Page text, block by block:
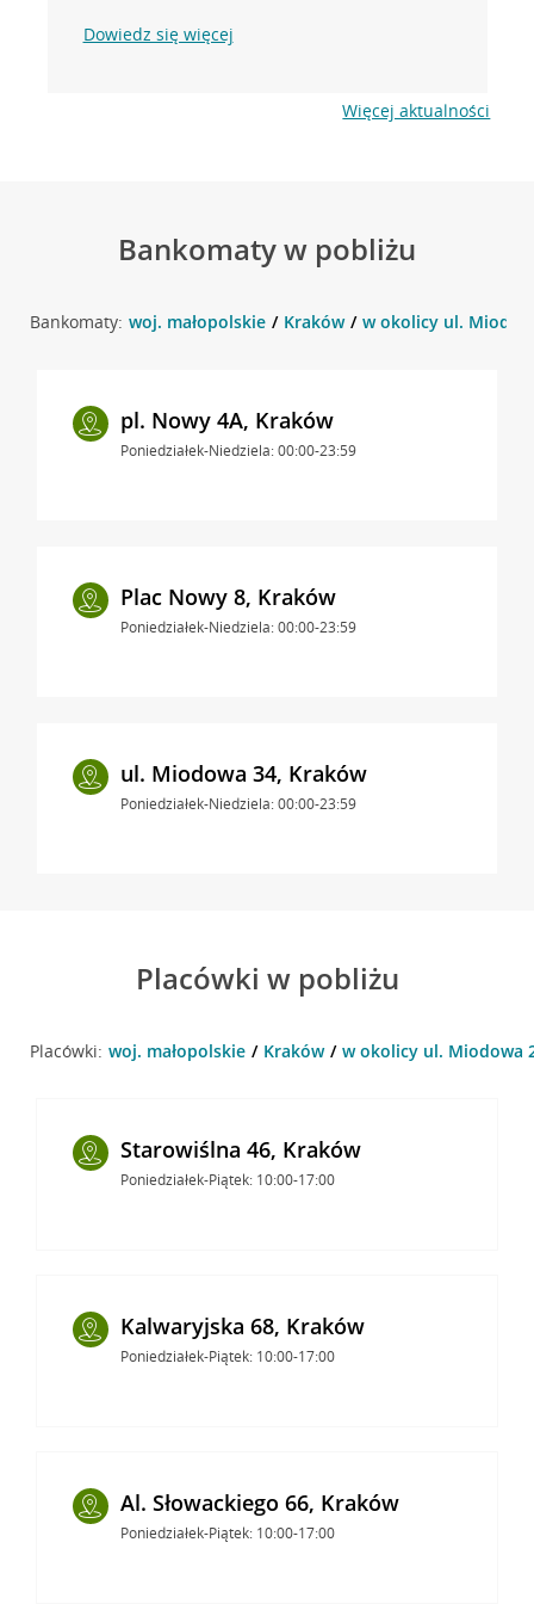
Dowiedz się więcej
Więcej aktualności
Bankomaty w pobliżu
Bankomaty: woj. małopolskie Kraków w okolicy ul.
pl. Nowy 4A, Kraków
Poniedziałek-Niedziela: 00:00-23:59
Plac Nowy 8, Kraków
Poniedziałek-Niedziela: 00:00-23:59
ul. Miodowa 34, Kraków
Poniedziałek-Niedziela: 00:00-23:59
Placówki w pobliżu
Placówki: woj. małopolskie Kraków w okolicy ul. Miodowa
Starowiślna 46, Kraków
Poniedziałek-Piątek: 10:00-17:00
Kalwaryjska 68, Kraków
Poniedziałek-Piątek: 10:00-17:00
Al. Słowackiego 66, Kraków
Poniedziałek-Piątek: 10:00-17:00